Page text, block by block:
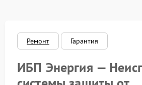
Ремонт Гарантия
ИБП Энергия —